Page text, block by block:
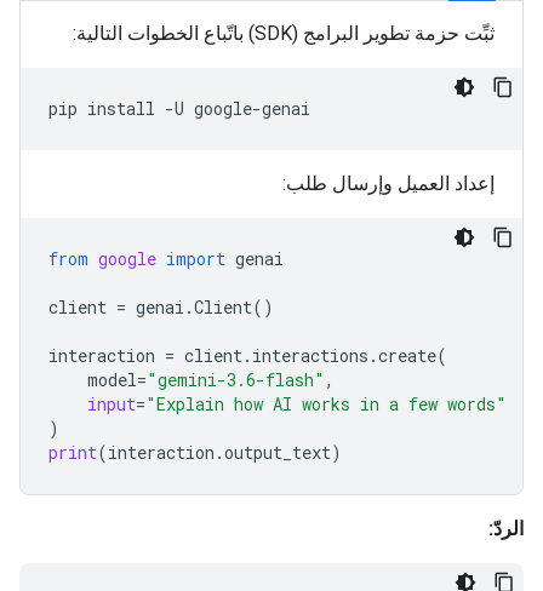
ثبِّت حزمة تطوير البرامج (SDK) باتّباع الخطوات التالية:
pip install -U
إعداد العميل وإرسال طلب:
from google import genai
client = genai .Client()
interaction = client. interactions .create(
model="gemini-3.6-flash" ,
input="Explain how AI works in a few words"
)
print(interaction .output_text)
الردّ: